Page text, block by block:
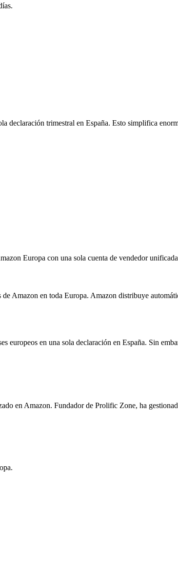
declaración trimestral en España. Esto simplifica
Europa con una sola cuenta de vendedor
Amazon en toda Europa. Amazon distribuye
europeos en una sola declaración en España. Sin
en Amazon. Fundador de Prolific Zone, ha